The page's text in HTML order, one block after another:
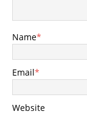
Name*
Email*
Website